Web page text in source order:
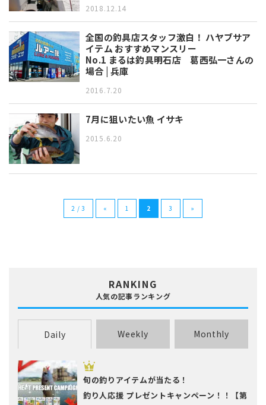
2018.12.14
全国の釣具店スタッフ激白！ ハヤブサア
イテム おすすめマンスリー
No.1 まるは釣具明石店 葛西弘一さんの
場合 | 兵庫
2016.7.20
7月に狙いたい魚 イサキ
2015.6.20
2 / 3 « 1 2 3 »
RANKING
人気の記事ランキング
Daily Weekly Monthly
旬の釣りアイテムが当たる！
釣り人応援 プレゼントキャンペーン！！【第